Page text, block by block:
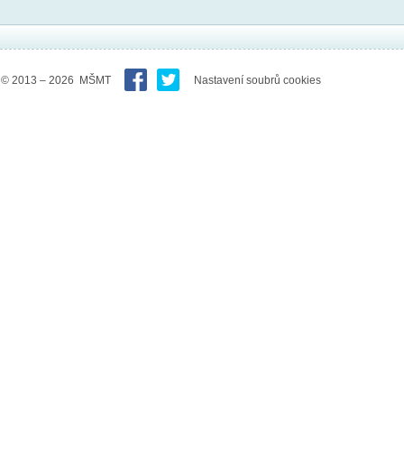
© 2013 – 2026 MŠMT Nastavení soubrů cookies